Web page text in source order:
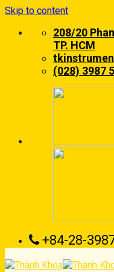
Skip to content
208/20
TP. HCM
(028) 3987
+84-28-